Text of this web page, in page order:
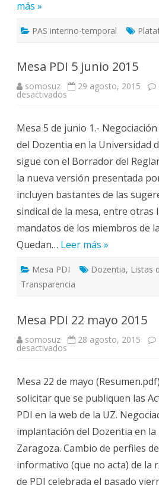
más »
PAS interino-temporal
Mesa PDI 5 junio 2015
somosuz 29 agosto, 2015
desactivadosen
junio
2015
Mesa 5 de junio 1.-
del Dozentia en la Universidad
sigue con el Borrador del
la nueva versión presentada
incluyen bastantes de las
sindical de la mesa, entre otras
mandatos de los miembros de
Quedan… Leer más »
Mesa PDI Dozentia, Listas
Transparencia
Mesa PDI 22 mayo 2015
somosuz 28 agosto, 2015
desactivadosen
mayo
2015
Mesa 22 de mayo
solicitar que se publiquen las
PDI en la web de la UZ.
implantación del Dozentia en la
Zaragoza. Cambio de perfiles
informativo (que no acta) de la
de PDI celebrada el pasado